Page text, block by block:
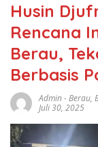
Husin
Rencana
Berau,
Berbasis
Admin-Berau,
Juli 30, 2025